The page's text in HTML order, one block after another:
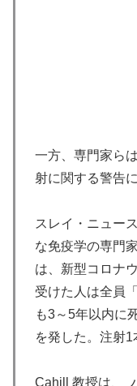
一方、専門家ら
射に関する警告
スレイ・ニュース
な免疫学の専門
は、新型コロナ
受けた人は全員
も3～5年以内に
を発した。注射1
Cahill 教授は、